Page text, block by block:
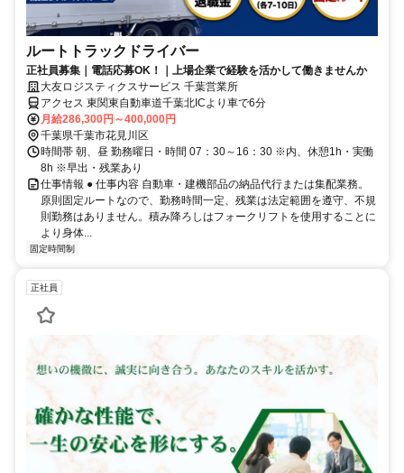
ルートトラックドライバー
正社員募集｜電話応募OK！｜上場企業で経験を活かして働きませんか
大友ロジスティクスサービス 千葉営業所
アクセス 東関東自動車道千葉北ICより車で6分
月給286,300円～400,000円
千葉県千葉市花見川区
時間帯 朝、昼 勤務曜日・時間 07：30～16：30 ※内、休憩1h・実働
8h ※早出・残業あり
仕事情報 ● 仕事内容 自動車・建機部品の納品代行または集配業務。
原則固定ルートなので、勤務時間一定、残業は法定範囲を遵守、不規
則勤務はありません。積み降ろしはフォークリフトを使用することに
より身体...
固定時間制
正社員